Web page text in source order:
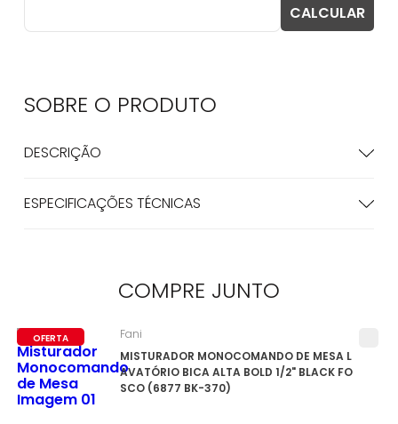
SOBRE O PRODUTO
DESCRIÇÃO
ESPECIFICAÇÕES TÉCNICAS
COMPRE JUNTO
OFERTA
MISTURADOR MONOCOMANDO DE MESA L
AVATÓRIO BICA ALTA BOLD 1/2" BLACK FO
SCO (6877 BK-370)
Fani